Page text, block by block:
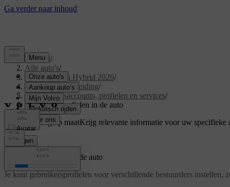
Support/
Alle auto's/
XC60 Plug-in Hybrid 2026/
Gebruikershandleiding/
Gebruikersaccounts, profielen en services/
Gebruikersprofielen in de auto
Ondersteuning op maatKrijg relevante informatie voor uw specifieke
Inloggen
Gebruikersprofielen in de auto
Je kunt gebruikersprofielen voor verschillende bestuurders instellen,